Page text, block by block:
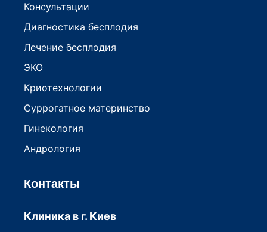
Консультации
Диагностика бесплодия
Лечение бесплодия
ЭКО
Криотехнологии
Суррогатное материнство
Гинекология
Андрология
Контакты
Клиника в г. Киев